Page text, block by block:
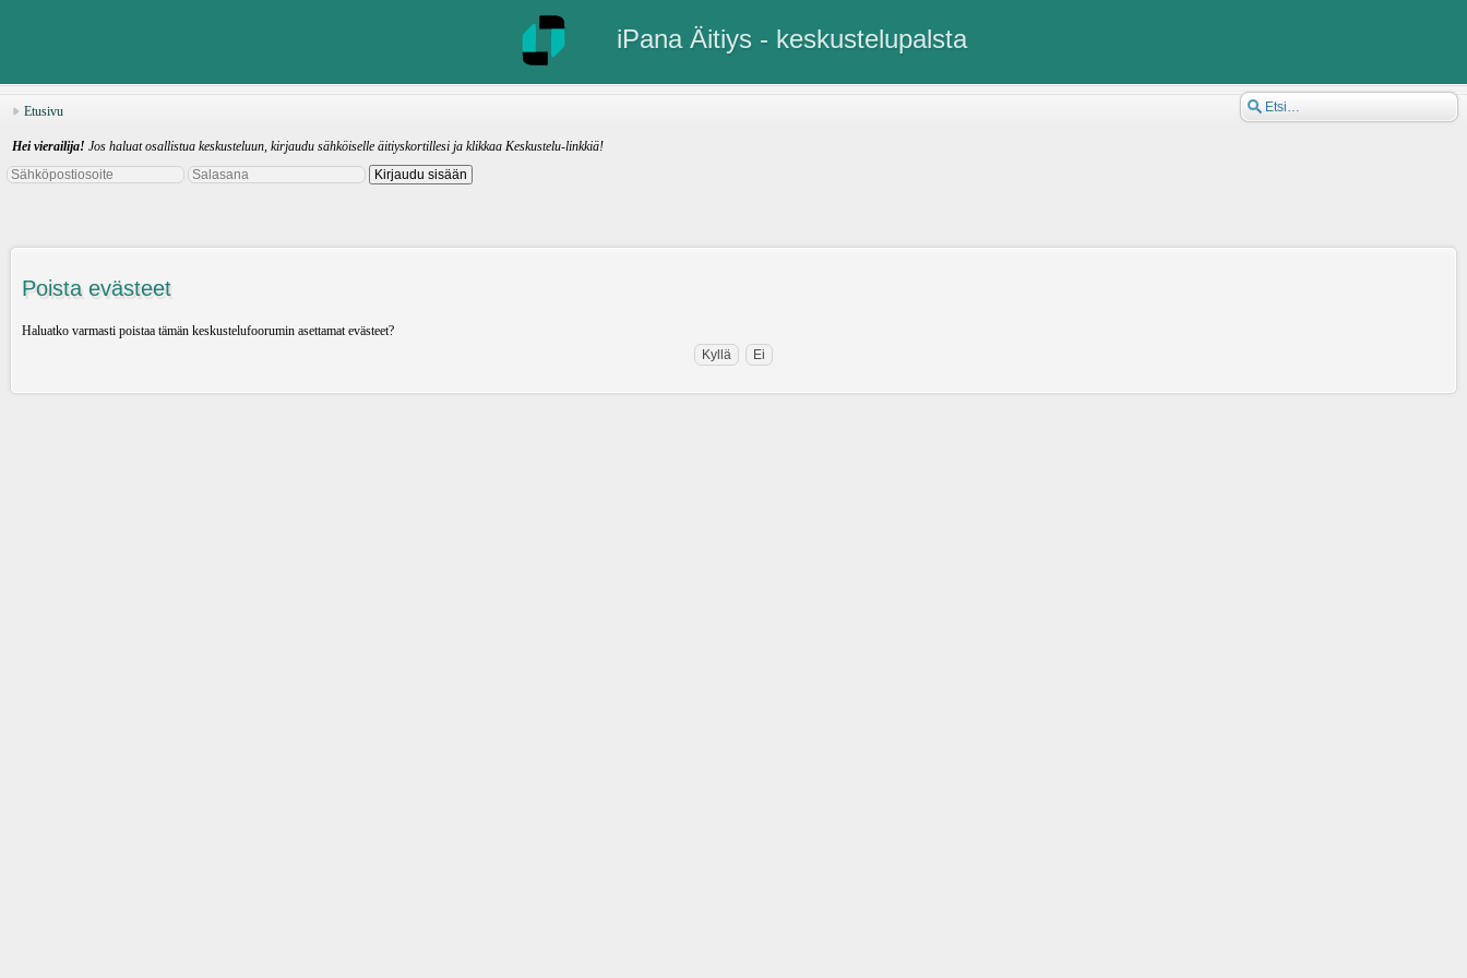
iPana Äitiys - keskustelupalsta
Etusivu
Hei vierailija! Jos haluat osallistua keskusteluun, kirjaudu sähköiselle äitiyskortillesi ja klikkaa Keskustelu-linkkiä!
Poista evästeet
Haluatko varmasti poistaa tämän keskustelufoorumin asettamat evästeet?